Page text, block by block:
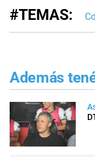
#TEMAS:
Además